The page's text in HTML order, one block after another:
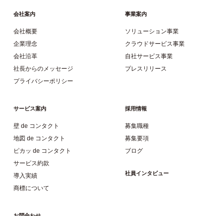
会社案内
会社概要
企業理念
会社沿革
社長からのメッセージ
プライバシーポリシー
事業案内
ソリューション事業
クラウドサービス事業
自社サービス事業
プレスリリース
サービス案内
壁 de コンタクト
地図 de コンタクト
ピカッ de コンタクト
サービス約款
導入実績
商標について
採用情報
募集職種
募集要項
ブログ
社員インタビュー